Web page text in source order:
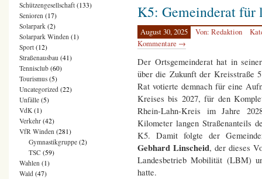
K5: Gemeinderat
August 30, 2025 Von: Redaktion
Kommentare →
Der Ortsgemeinderat hat in
über die Zukunft der Kreisstraße
Rat votierte demnach für eine
Kreises bis 2027, für den
Rhein-Lahn-Kreis im Jahre
Kilometer langen Straßenanteils
K5. Damit folgte der
Gebhard Linscheid, der dieses
Landesbetrieb Mobilität (LBM)
hatte.
Schützengesellschaft (133)
Senioren (17)
Solarpark (2)
Solarpark Winden (1)
Sport (12)
Straßenausbau (41)
Tennisclub (60)
Tourismus (5)
Uncategorized (22)
Unfälle (5)
VdK (1)
Verkehr (42)
VfR Winden (281)
Gymnastikgruppe (2)
TSC (59)
Wahlen (1)
Wald (47)